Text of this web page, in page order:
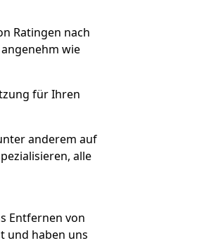
Ratingen nach
wie
für Ihren
anderem auf
alle
Entfernen von
und haben uns